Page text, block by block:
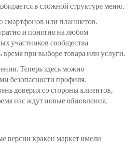
в сложной структуре меню.
смартфонов или планшетов.
и понятно на любом
участников сообщества
при выборе товара или услуги.
Теперь здесь можно
безопасности профиля.
доверия со стороны клиентов,
нас ждут новые обновления.
версии кракен маркет имели